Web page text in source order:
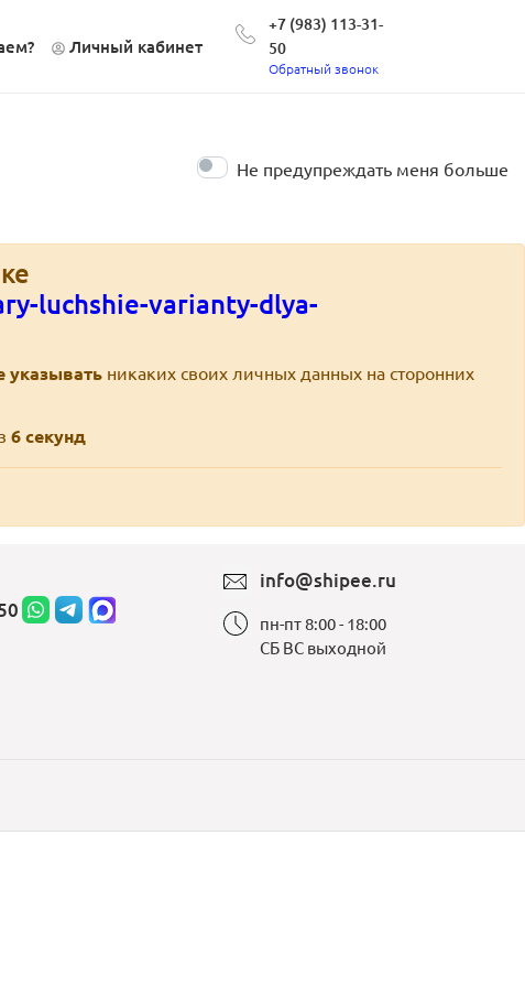
Личный кабинет
+7 (983) 113-31-
50
Обратный звонок
Не предупреждать меня больше
luchshie-varianty-dlya-
указывать никаких своих личных данных на сторонних
6секунд
info@shipee.ru
пн-пт 8:00 - 18:00
СБ ВС выходной